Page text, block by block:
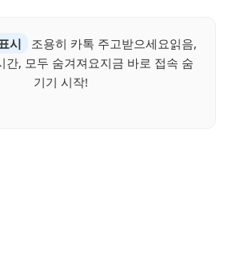
시
조용히 카톡 주고받으세요읽음,
간, 모두 숨겨져요지금 바로 접속 숨
기기 시작!